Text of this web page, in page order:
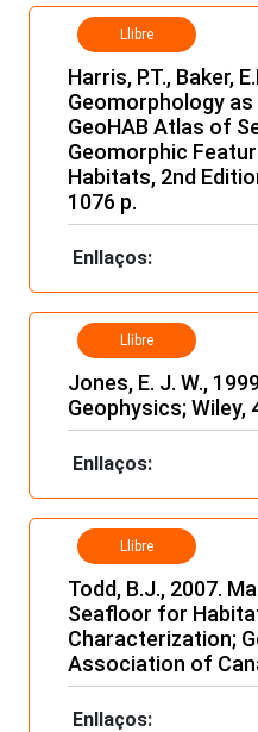
Llibre
Harris, P.T., Baker,
Geomorphology
GeoHAB Atlas of
Geomorphic
Habitats, 2nd
1076 p.
Enllaços:
Llibre
Jones, E. J. W.,
Geophysics; Wiley,
Enllaços:
Llibre
Todd, B.J., 2007.
Seafloor for
Characterization;
Association of
Enllaços: